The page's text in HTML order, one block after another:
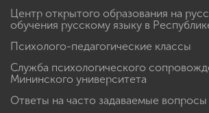
Центр открытого образования на
обучения русскому языку в
Психолого-педагогические классы
Служба психологического
Мининского университета
Ответы на часто задаваемые вопросы